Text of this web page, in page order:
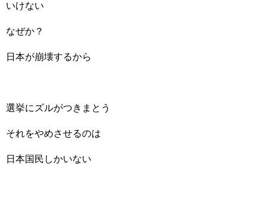
いけない
なぜか？
日本が崩壊するから
選挙にズルがつきまとう
それをやめさせるのは
日本国民しかいない